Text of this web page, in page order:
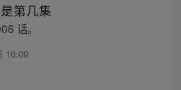
第几集
话。
16:09